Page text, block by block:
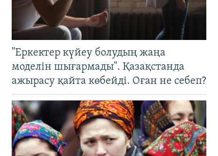
"Еркектер күйеу болудың жаңа
моделін шығармады". Қазақстанда
ажырасу қайта көбейді. Оған не себеп?